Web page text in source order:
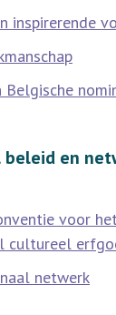
inspirerende
Belgische
en
voor
cultureel
netwerk